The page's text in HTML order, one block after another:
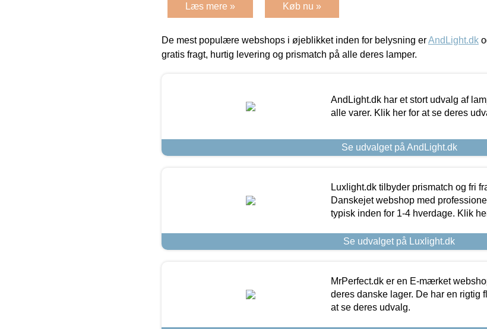
Læs mere » Køb nu »
De mest populære webshops i øjeblikket inden for belysning erAndLight.dk
gratis fragt, hurtig levering og prismatch på alle deres lamper.
AndLight.dk har et stort udvalg af
alle varer. Klik her for at se deres
Se udvalget på AndLight.dk
Luxlight.dk tilbyder prismatch og fri
Danskejet webshop med
typisk inden for 1-4 hverdage. Klik
Se udvalget på Luxlight.dk
MrPerfect.dk er en E-mærket
deres danske lager. De har en rigtig
at se deres udvalg.